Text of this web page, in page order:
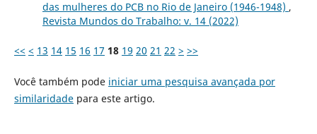
das mulheres do PCB no Rio de Janeiro (1946-1948) ,
Revista Mundos do Trabalho: v. 14 (2022)
<< < 13 14 15 16 17 18 19 20 21 22 > >>
Você também pode iniciar uma pesquisa avançada por
similaridadepara este artigo.